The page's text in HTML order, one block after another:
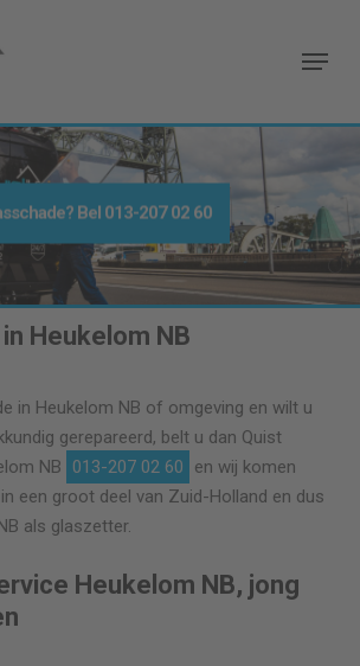
Menu
Bel 013-207 02 60
Heukelom NB
in Heukelom NB of omgeving en wilt u
gerepareerd, belt u dan Quist
NB
013-207 02 60
en wij komen
een groot deel van Zuid-Holland en dus
als glaszetter.
Heukelom NB, jong